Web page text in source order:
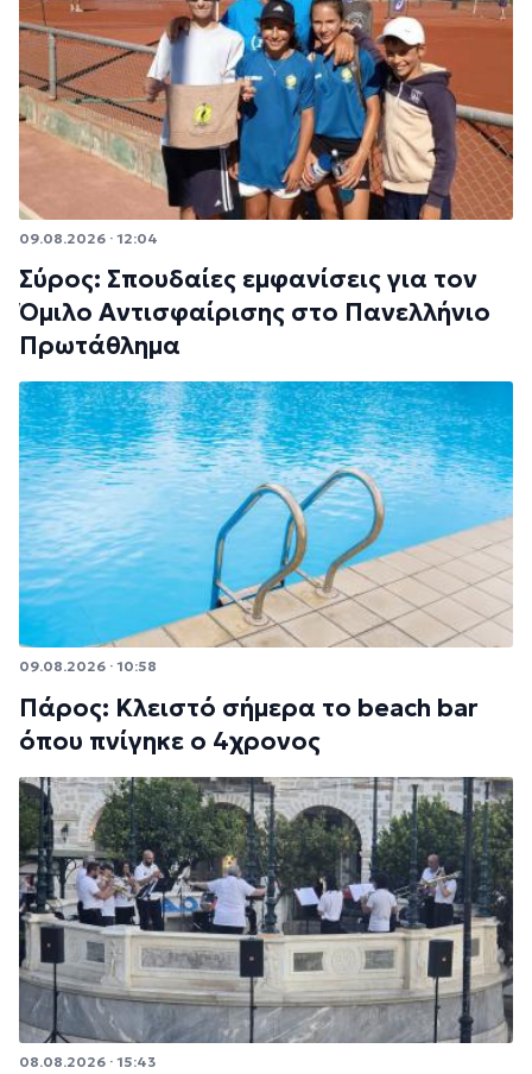
09.08.2026 · 12:04
Σύρος: Σπουδαίες εμφανίσεις για τον
Όμιλο Αντισφαίρισης στο Πανελλήνιο
Πρωτάθλημα
09.08.2026 · 10:58
Πάρος: Κλειστό σήμερα το beach bar
όπου πνίγηκε ο 4χρονος
08.08.2026 · 15:43